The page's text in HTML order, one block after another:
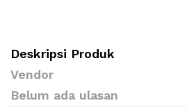
Deskripsi Produk
Vendor
Belum ada ulasan